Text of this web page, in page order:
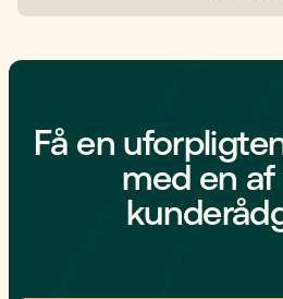
Få en
med en af